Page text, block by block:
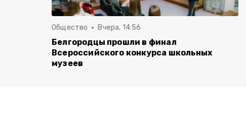
Общество Вчера, 14:56
Белгородцы прошли в финал
Всероссийского конкурса школьных
музеев